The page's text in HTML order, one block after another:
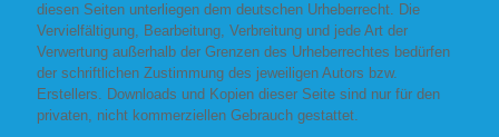
diesen Seiten unterliegen dem deutschen Urheberrecht. Die
Vervielfältigung, Bearbeitung, Verbreitung und jede Art der
Verwertung außerhalb der Grenzen des Urheberrechtes bedürfen
der schriftlichen Zustimmung des jeweiligen Autors bzw.
Erstellers. Downloads und Kopien dieser Seite sind nur für den
privaten, nicht kommerziellen Gebrauch gestattet.